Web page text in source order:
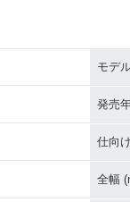
モデ
発売
仕向
全幅